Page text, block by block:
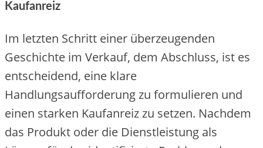
Kaufanreiz
Im letzten Schritt einer überzeugenden
Geschichte im Verkauf, dem Abschluss, ist es
entscheidend, eine klare
Handlungsaufforderung zu formulieren und
einen starken Kaufanreiz zu setzen. Nachdem
das Produkt oder die Dienstleistung als